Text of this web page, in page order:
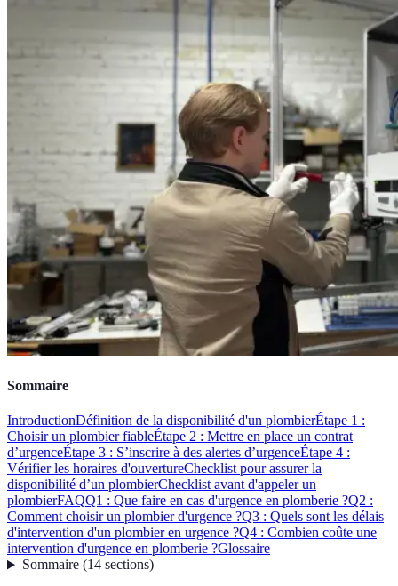
Sommaire
IntroductionDéfinition de la disponibilité d'un plombierÉtape 1 :
Choisir un plombier fiableÉtape 2 : Mettre en place un contrat
d’urgenceÉtape 3 : S’inscrire à des alertes d’urgenceÉtape 4 :
Vérifier les horaires d'ouvertureChecklist pour assurer la
disponibilité d’un plombierChecklist avant d'appeler un
plombierFAQQ1 : Que faire en cas d'urgence en plomberie ?Q2 :
Comment choisir un plombier d'urgence ?Q3 : Quels sont les délais
d'intervention d'un plombier en urgence ?Q4 : Combien coûte une
intervention d'urgence en plomberie ?Glossaire
Sommaire(14 sections)